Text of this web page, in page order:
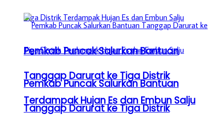
Pemkab Puncak Salurkan Bantuan
Tanggap Darurat ke Tiga Distrik
Terdampak Hujan Es dan Embun Salju
Pemkab Puncak Salurkan Bantuan
Tanggap Darurat ke Tiga Distrik